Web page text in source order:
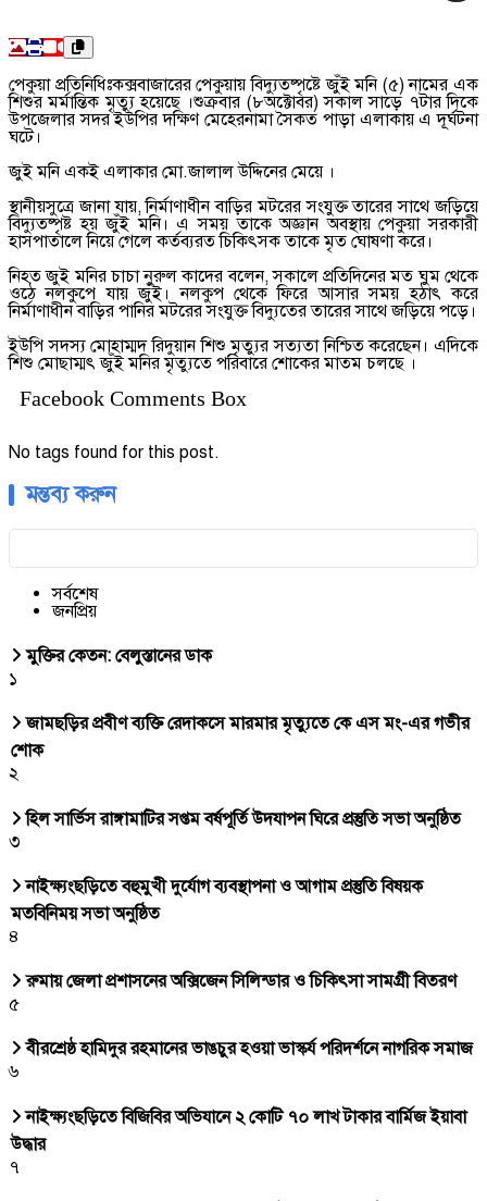
পেকুয়া প্রতিনিধিঃকক্সবাজারের পেকুয়ায় বিদ্যুতষ্পৃষ্টে জুঁই মনি (৫) নামের এক
শিশুর মর্মান্তিক মৃত্যু হয়েছে ।শুক্রবার (৮অক্টোবর) সকাল সাড়ে ৭টার দিকে
উপজেলার সদর ইউপির দক্ষিণ মেহেরনামা সৈকত পাড়া এলাকায় এ দূর্ঘটনা
ঘটে।
জুই মনি একই এলাকার মো.জালাল উদ্দিনের মেয়ে ।
স্থানীয়সুত্রে জানা যায়, নির্মাণাধীন বাড়ির মটরের সংযুক্ত তারের সাথে জড়িয়ে
বিদ্যুতষ্পৃষ্ট হয় জুঁই মনি। এ সময় তাকে অজ্ঞান অবস্থায় পেকুয়া সরকারী
হাসপাতালে নিয়ে গেলে কর্তব্যরত চিকিৎসক তাকে মৃত ঘোষণা করে।
নিহত জুই মনির চাচা নুরুল কাদের বলেন, সকালে প্রতিদিনের মত ঘুম থেকে
ওঠে নলকুপে যায় জুঁই। নলকুপ থেকে ফিরে আসার সময় হঠাৎ করে
নির্মাণাধীন বাড়ির পানির মটরের সংযুক্ত বিদ্যুতের তারের সাথে জড়িয়ে পড়ে।
ইউপি সদস্য মোহাম্মদ রিদুয়ান শিশু মৃত্যুর সত্যতা নিশ্চিত করেছেন। এদিকে
শিশু মোছাম্মৎ জুঁই মনির মৃত্যুতে পরিবারে শোকের মাতম চলছে ।
Facebook Comments Box
No tags found for this post.
মন্তব্য করুন
সর্বশেষ
জনপ্রিয়
মুক্তির কেতন: বেলুস্তানের ডাক
১
জামছড়ির প্রবীণ ব্যক্তি রেদাকসে মারমার মৃত্যুতে কে এস মং-এর গভীর
শোক
২
হিল সার্ভিস রাঙ্গামাটির সপ্তম বর্ষপূর্তি উদযাপন ঘিরে প্রস্তুতি সভা অনুষ্ঠিত
৩
নাইক্ষ্যংছড়িতে বহুমুখী দুর্যোগ ব্যবস্থাপনা ও আগাম প্রস্তুতি বিষয়ক
মতবিনিময় সভা অনুষ্ঠিত
৪
রুমায় জেলা প্রশাসনের অক্সিজেন সিলিন্ডার ও চিকিৎসা সামগ্রী বিতরণ
৫
বীরশ্রেষ্ঠ হামিদুর রহমানের ভাঙচুর হওয়া ভাস্কর্য পরিদর্শনে নাগরিক সমাজ
৬
নাইক্ষ্যংছড়িতে বিজিবির অভিযানে ২ কোটি ৭০ লাখ টাকার বার্মিজ ইয়াবা
উদ্ধার
৭